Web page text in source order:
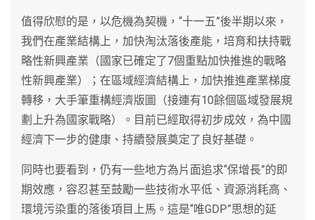
值得欣慰的是，以危機為契機，“十一五”後半期以來，
我們在產業結構上，加快淘汰落後產能，培育和扶持戰
略性新興產業（國家已確定了7個重點加快推進的戰略
性新興產業）；在區域經濟結構上，加快推進產業梯度
轉移，大手筆重構經濟版圖（接連有10餘個區域發展規
劃上升為國家戰略）。目前已經取得初步成效，為中國
經濟下一步的健康、持續發展奠定了良好基礎。
同時也要看到，仍有一些地方為片面追求“保增長”的即
期效應，容忍甚至鼓勵一些技術水平低、資源消耗高、
環境污染重的落後項目上馬。這是“唯GDP”思想的延